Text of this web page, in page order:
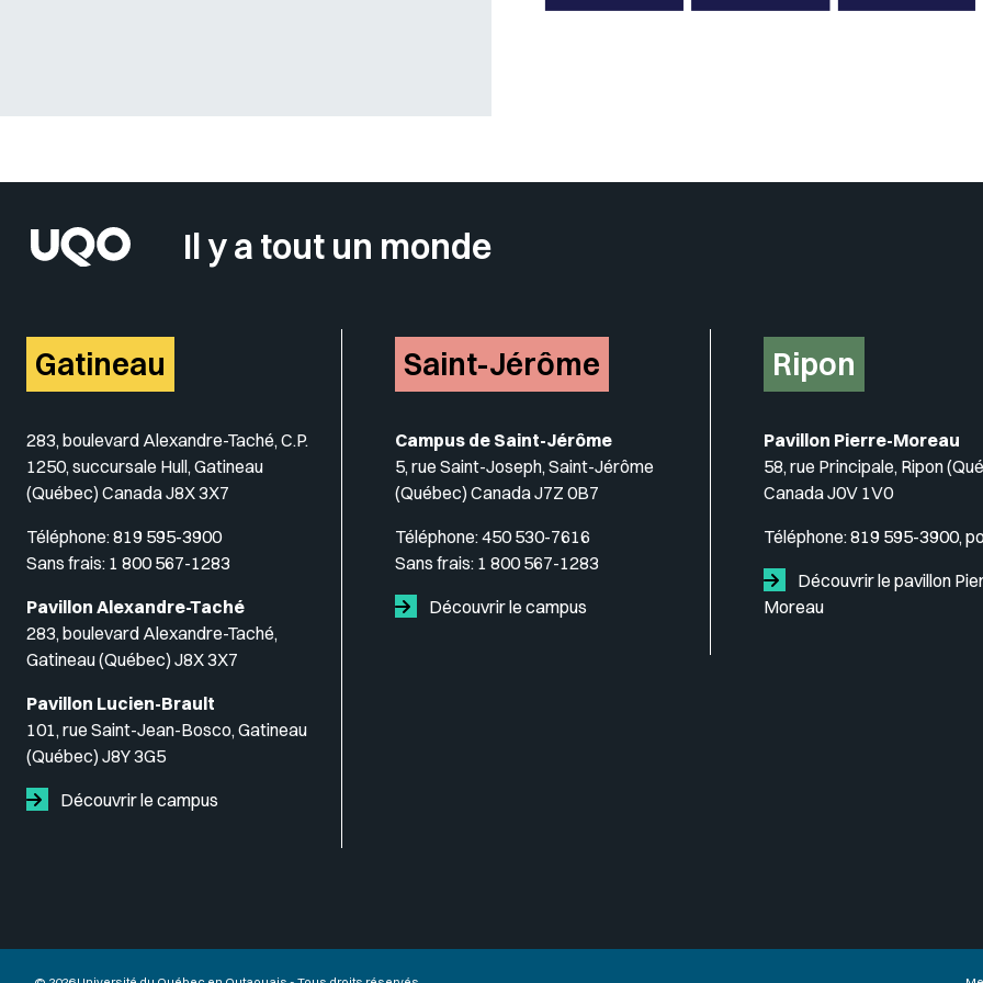
Insérer un pied de page avec
Il y a tout un monde
Gatineau
283, boulevard Alexandre-Taché, C.P.
1250, succursale Hull, Gatineau
(Québec) Canada J8X 3X7
Téléphone:819 595-3900
Sans frais: 1 800 567-1283
Pavillon Alexandre-Taché
283, boulevard Alexandre-Taché,
Gatineau (Québec) J8X 3X7
Pavillon Lucien-Brault
101, rue Saint-Jean-Bosco, Gatineau
(Québec) J8Y 3G5
Découvrir le campus
Saint-Jérôme
Campus de Saint-Jérôme
5, rue Saint-Joseph, Saint-Jérôme
(Québec) Canada J7Z 0B7
Téléphone:450 530-7616
Sans frais: 1 800 567-1283
Découvrir le campus
Ripon
Pavillon Pierre-Moreau
58, rue Principale, Ripon
Canada J0V 1V0
Téléphone:819 595-3900,
Découvrir le pavillon
Moreau